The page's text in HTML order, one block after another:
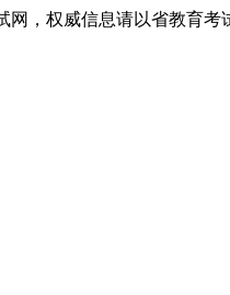
，权威信息请以省教育考